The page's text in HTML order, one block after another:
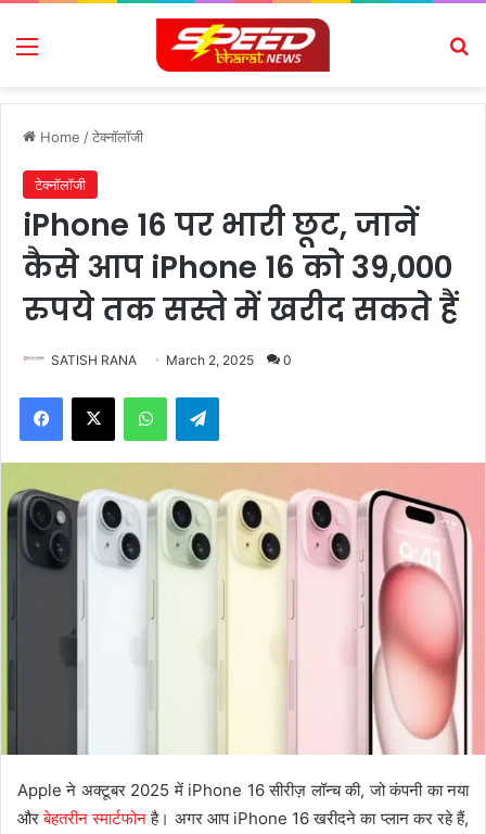
Menu
Home /टेक्नॉलॉजी
टेक्नॉलॉजी
iPhone 16 पर भारी छूट, जानें
कैसे आप iPhone 16 को 39,000
रुपये तक सस्ते में खरीद सकते हैं
SATISH RANA March 2, 2025 0
Facebook
X WhatsAppTelegram
Apple ने अक्टूबर 2025 में iPhone 16 सीरीज़ लॉन्च की, जो कंपनी का नया
औरबेहतरीन स्मार्टफोनहै। अगर आप iPhone 16 खरीदने का प्लान कर रहे हैं,